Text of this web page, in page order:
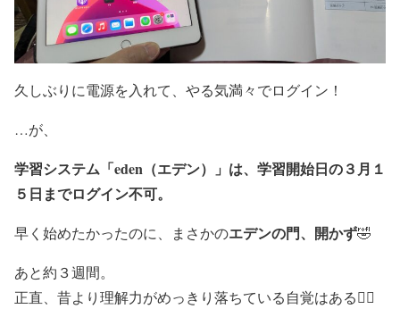
久しぶりに電源を入れて、やる気満々でログイン！
…が、
学習システム「eden（エデン）」は、学習開始日の３月１
５日までログイン不可。
早く始めたかったのに、まさかのエデンの門、開かず🤣
あと約３週間。
正直、昔より理解力がめっきり落ちている自覚はある😵‍💫